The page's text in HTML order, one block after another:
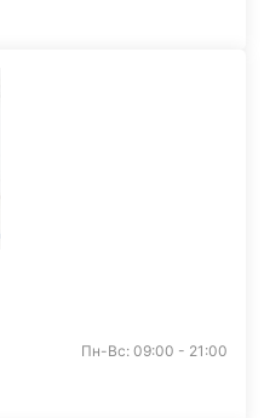
Пн-Вс: 09:00 - 21:00